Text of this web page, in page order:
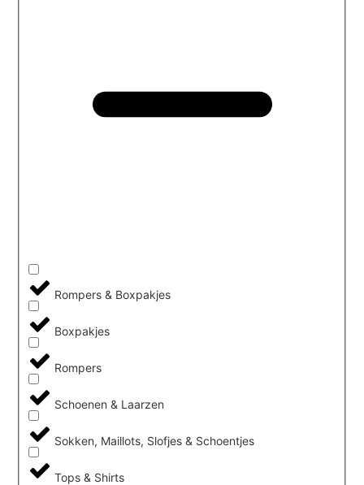
Rompers & Boxpakjes
Boxpakjes
Rompers
Schoenen & Laarzen
Sokken, Maillots, Slofjes & Schoentjes
Tops & Shirts